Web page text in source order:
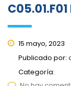
15 mayo, 2023
Publicado por:
Categoría: